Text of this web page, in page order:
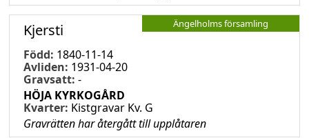
Ängelholms församling
Kjersti
Född: 1840-11-14
Avliden: 1931-04-20
Gravsatt: -
HÖJA KYRKOGÅRD
Kvarter: Kistgravar Kv. G
Gravrätten har återgått till upplåtaren